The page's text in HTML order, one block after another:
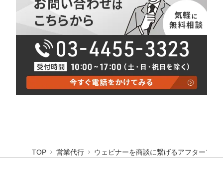
TOP 営業代行 ウェビナーを商談に繋げるアフターフ